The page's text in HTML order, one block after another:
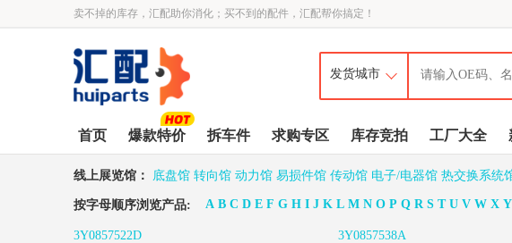
卖不掉的库存，汇配助你消化；买不到的配件，汇配帮你搞定！
首页 爆款特价 拆车件 求购专区 库存竞拍 工厂大全
线上展览馆： 底盘馆 转向馆 动力馆 易损件馆 传动馆 电子/电器馆 热交换系统
按字母顺序浏览产品: A B C D E F G H I J K L M N O P Q R S T U V W X Y
3Y0857522D 3Y0857538A